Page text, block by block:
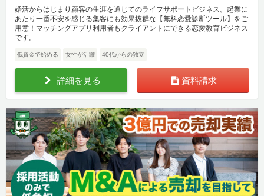
婚活からはじまり顧客の生涯を通じてのライフサポートビジネス。起業に
あたり一番不安を感じる集客にも効果抜群な【無料恋愛診断ツール】をご
用意！マッチングアプリ利用者もクライアントにできる恋愛教育ビジネス
です。
低資金で始める 女性が活躍 40代からの独立
詳細を見る 資料請求